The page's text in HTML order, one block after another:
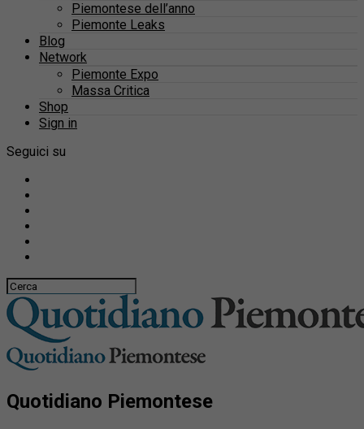
Piemontese dell’anno
Piemonte Leaks
Blog
Network
Piemonte Expo
Massa Critica
Shop
Sign in
Seguici su
Quotidiano Piemontese